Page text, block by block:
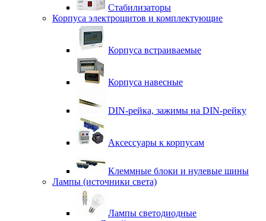
Стабилизаторы
Корпуса электрощитов и комплектующие
Корпуса встраиваемые
Корпуса навесные
DIN-рейка, зажимы на DIN-рейку
Аксессуары к корпусам
Клеммные блоки и нулевые шины
Лампы (источники света)
Лампы светодиодные